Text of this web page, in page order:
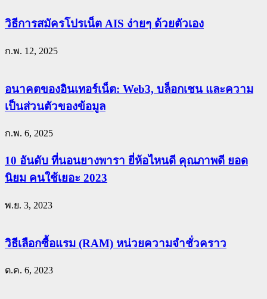
วิธีการสมัครโปรเน็ต AIS ง่ายๆ ด้วยตัวเอง
ก.พ. 12, 2025
อนาคตของอินเทอร์เน็ต: Web3, บล็อกเชน และความ
เป็นส่วนตัวของข้อมูล
ก.พ. 6, 2025
10 อันดับ ที่นอนยางพารา ยี่ห้อไหนดี คุณภาพดี ยอด
นิยม คนใช้เยอะ 2023
พ.ย. 3, 2023
วิธีเลือกซื้อแรม (RAM) หน่วยความจำชั่วคราว
ต.ค. 6, 2023